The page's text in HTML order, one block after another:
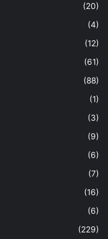
(20)
(4)
(12)
(61)
(88)
(1)
(3)
(9)
(6)
(7)
(16)
(6)
(229)